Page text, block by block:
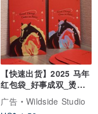
【快速出货】2025 马年
红包袋_好事成双_烫金/
雷射银
广告
Wildside Studio